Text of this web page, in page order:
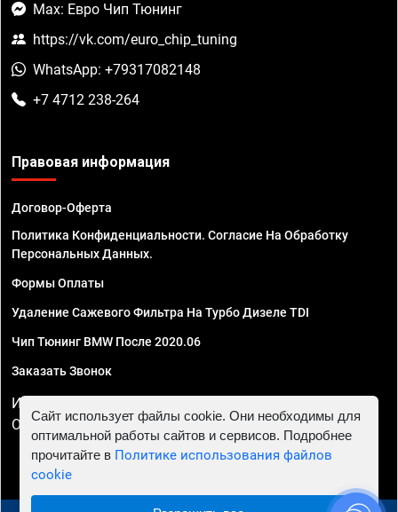
Max: Евро Чип Тюнинг
https://vk.com/euro_chip_tuning
WhatsApp: +79317082148
+7 4712 238-264
Правовая информация
Договор-Оферта
Политика Конфиденциальности. Согласие На Обработку
Персональных Данных.
Формы Оплаты
Удаление Сажевого Фильтра На Турбо Дизеле TDI
Чип Тюнинг BMW После 2020.06
Заказать Звонок
ИП Смирнов Георгий Павлович. ИНН 781302555843,
ОГРНИП 324470400032610
Сайт использует файлы cookie. Они необходимы для
оптимальной работы сайтов и сервисов. Подробнее
прочитайте в Политике использования файлов
cookie